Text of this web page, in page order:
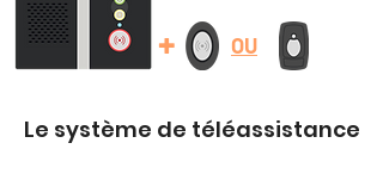
+ OU
Le système de téléassistance